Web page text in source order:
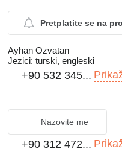
Pretplatite se na
Ayhan Ozvatan
Jezici: turski, engleski
+90 532 345...
Nazovite me
+90 312 472...